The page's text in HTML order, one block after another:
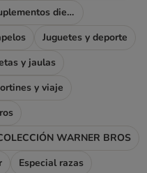
Vitaminas y suplementos dietéticos
Juguetes y deporte
y jaulas
y viaje
WARNER BROS
Especial razas